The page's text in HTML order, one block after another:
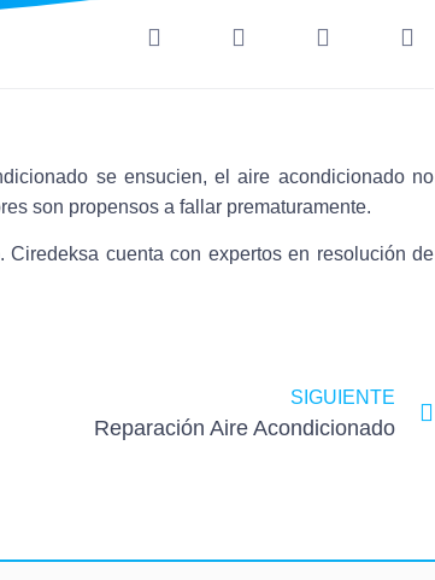
se ensucien, el aire acondicionado no
son propensos a fallar prematuramente.
cuenta con expertos en resolución de
SIGUIENTE
Reparación Aire Acondicionado